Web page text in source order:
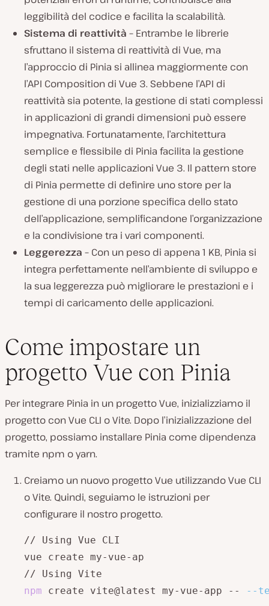
leggibilità del codice e facilita la scalabilità.
Sistema di reattività – Entrambe le librerie
sfruttano il sistema di reattività di Vue, ma
l’approccio di Pinia si allinea maggiormente con
l’API Composition di Vue 3. Sebbene l’API di
reattività sia potente, la gestione di stati complessi
in applicazioni di grandi dimensioni può essere
impegnativa. Fortunatamente, l’architettura
semplice e flessibile di Pinia facilita la gestione
degli stati nelle applicazioni Vue 3. Il pattern store
di Pinia permette di definire uno store per la
gestione di una porzione specifica dello stato
dell’applicazione, semplificandone l’organizzazione
e la condivisione tra i vari componenti.
Leggerezza – Con un peso di appena 1 KB, Pinia si
integra perfettamente nell’ambiente di sviluppo e
la sua leggerezza può migliorare le prestazioni e i
tempi di caricamento delle applicazioni.
Come impostare un
progetto Vue con Pinia
Per integrare Pinia in un progetto Vue, inizializziamo il
progetto con Vue CLI o Vite. Dopo l’inizializzazione del
progetto, possiamo installare Pinia come dipendenza
tramite npm o yarn.
Creiamo un nuovo progetto Vue utilizzando Vue CLI
o Vite. Quindi, seguiamo le istruzioni per
configurare il nostro progetto.
// Using Vue CLI
vue create my-vue-ap
npm create vite@latest my-vue-app -- --